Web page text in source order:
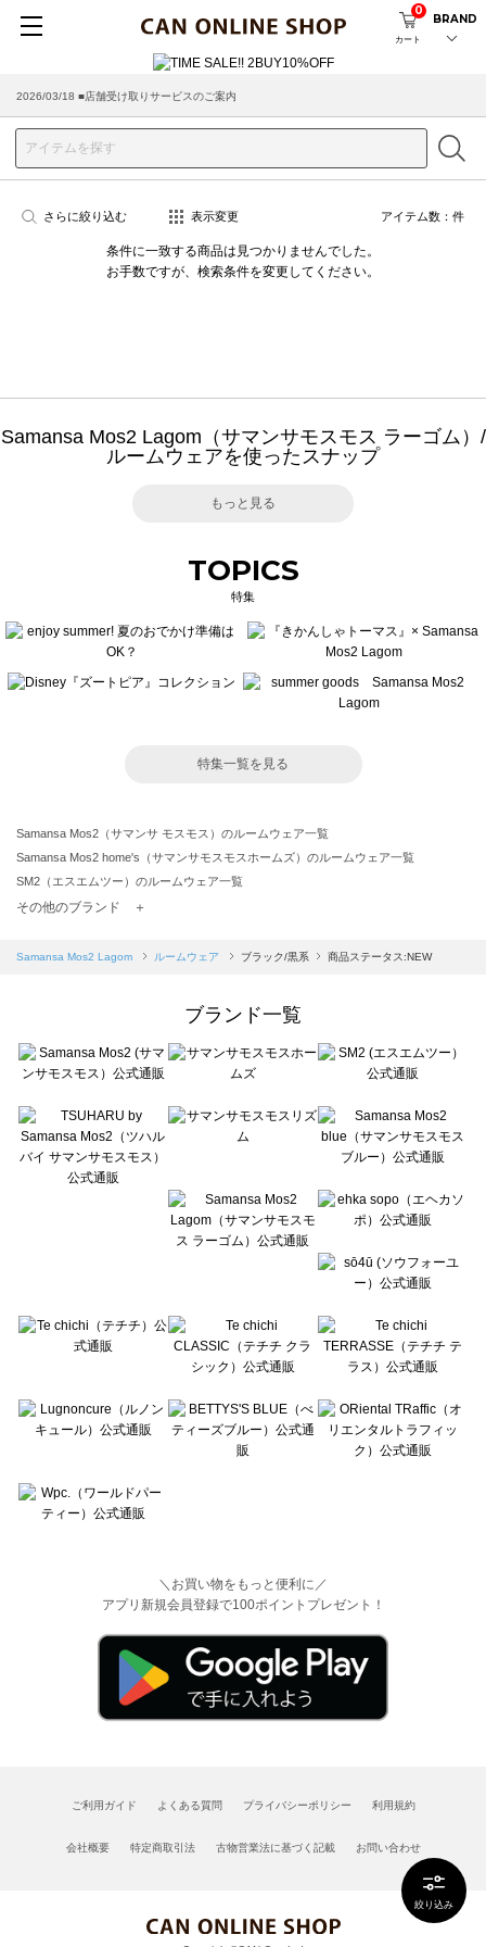
カート
0
BRAND
2026/03/18 ■店舗受け取りサービスのご案内
絞り込み
さらに絞り込む 表示変更 アイテム数： 件
条件に一致する商品は見つかりませんでした。
お手数ですが、検索条件を変更してください。
Samansa Mos2 Lagom（サマンサモスモス ラーゴム）/
ルームウェアを使ったスナップ
もっと見る
TOPICS
特集
特集一覧を見る
Samansa Mos2（サマンサ モスモス）のルームウェア一覧
Samansa Mos2 home's（サマンサモスモスホームズ）のルームウェア一覧
SM2（エスエムツー）のルームウェア一覧
TSUHARU by Samansa Mos2（ツハルバイサマンサモスモス）のルームウェア一覧
Samansa Mos2 blue（サマンサモスモス ブルー）のルームウェア一覧
sō4ū（ソウフォーユー）のルームウェア一覧
Te chichi（テチチ）のルームウェア一覧
Te chichi CLASSIC（テチチ クラシック）のルームウェア一覧
Lugnoncure（ルノンキュール）のルームウェア一覧
BETTY'S BLUE（べティーズブルー）のルームウェア一覧
Wpc.（ワールドパーティー）のルームウェア一覧
その他のブランド ＋
Samansa Mos2 Lagom ルームウェア ブラック/黒系 商品ステータス:NEW
ブランド一覧
＼お買い物をもっと便利に／
アプリ新規会員登録で100ポイントプレゼント！
ご利用ガイド よくある質問 プライバシーポリシー 利用規約
会社概要 特定商取引法 古物営業法に基づく記載 お問い合わせ